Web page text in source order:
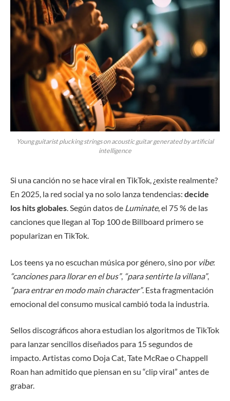
Young guitarist plucking strings on acoustic guitar generated by artificial
intelligence
Si una canción no se hace viral en TikTok, ¿existe realmente?
En 2025, la red social ya no solo lanza tendencias: decide
los hits globales. Según datos de Luminate, el 75 % de las
canciones que llegan al Top 100 de Billboard primero se
popularizan en TikTok.
Los teens ya no escuchan música por género, sino por vibe:
“canciones para llorar en el bus”, “para sentirte la villana”,
“para entrar en modo main character”. Esta fragmentación
emocional del consumo musical cambió toda la industria.
Sellos discográficos ahora estudian los algoritmos de TikTok
para lanzar sencillos diseñados para 15 segundos de
impacto. Artistas como Doja Cat, Tate McRae o Chappell
Roan han admitido que piensan en su “clip viral” antes de
grabar.